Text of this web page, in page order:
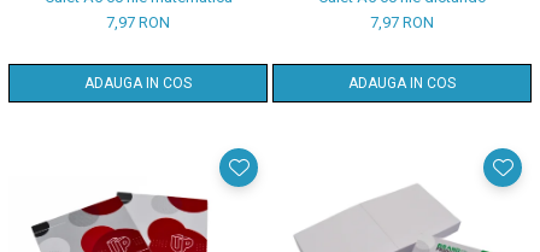
7,97 RON
ADAUGA IN COS
7,97 RON
ADAUGA IN COS